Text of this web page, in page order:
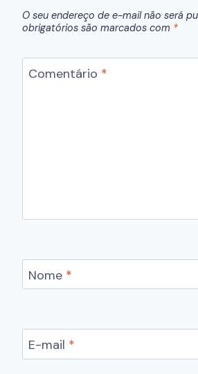
O seu endereço de e-mail não será
obrigatórios são marcados com *
Comentário *
Nome *
E-mail *